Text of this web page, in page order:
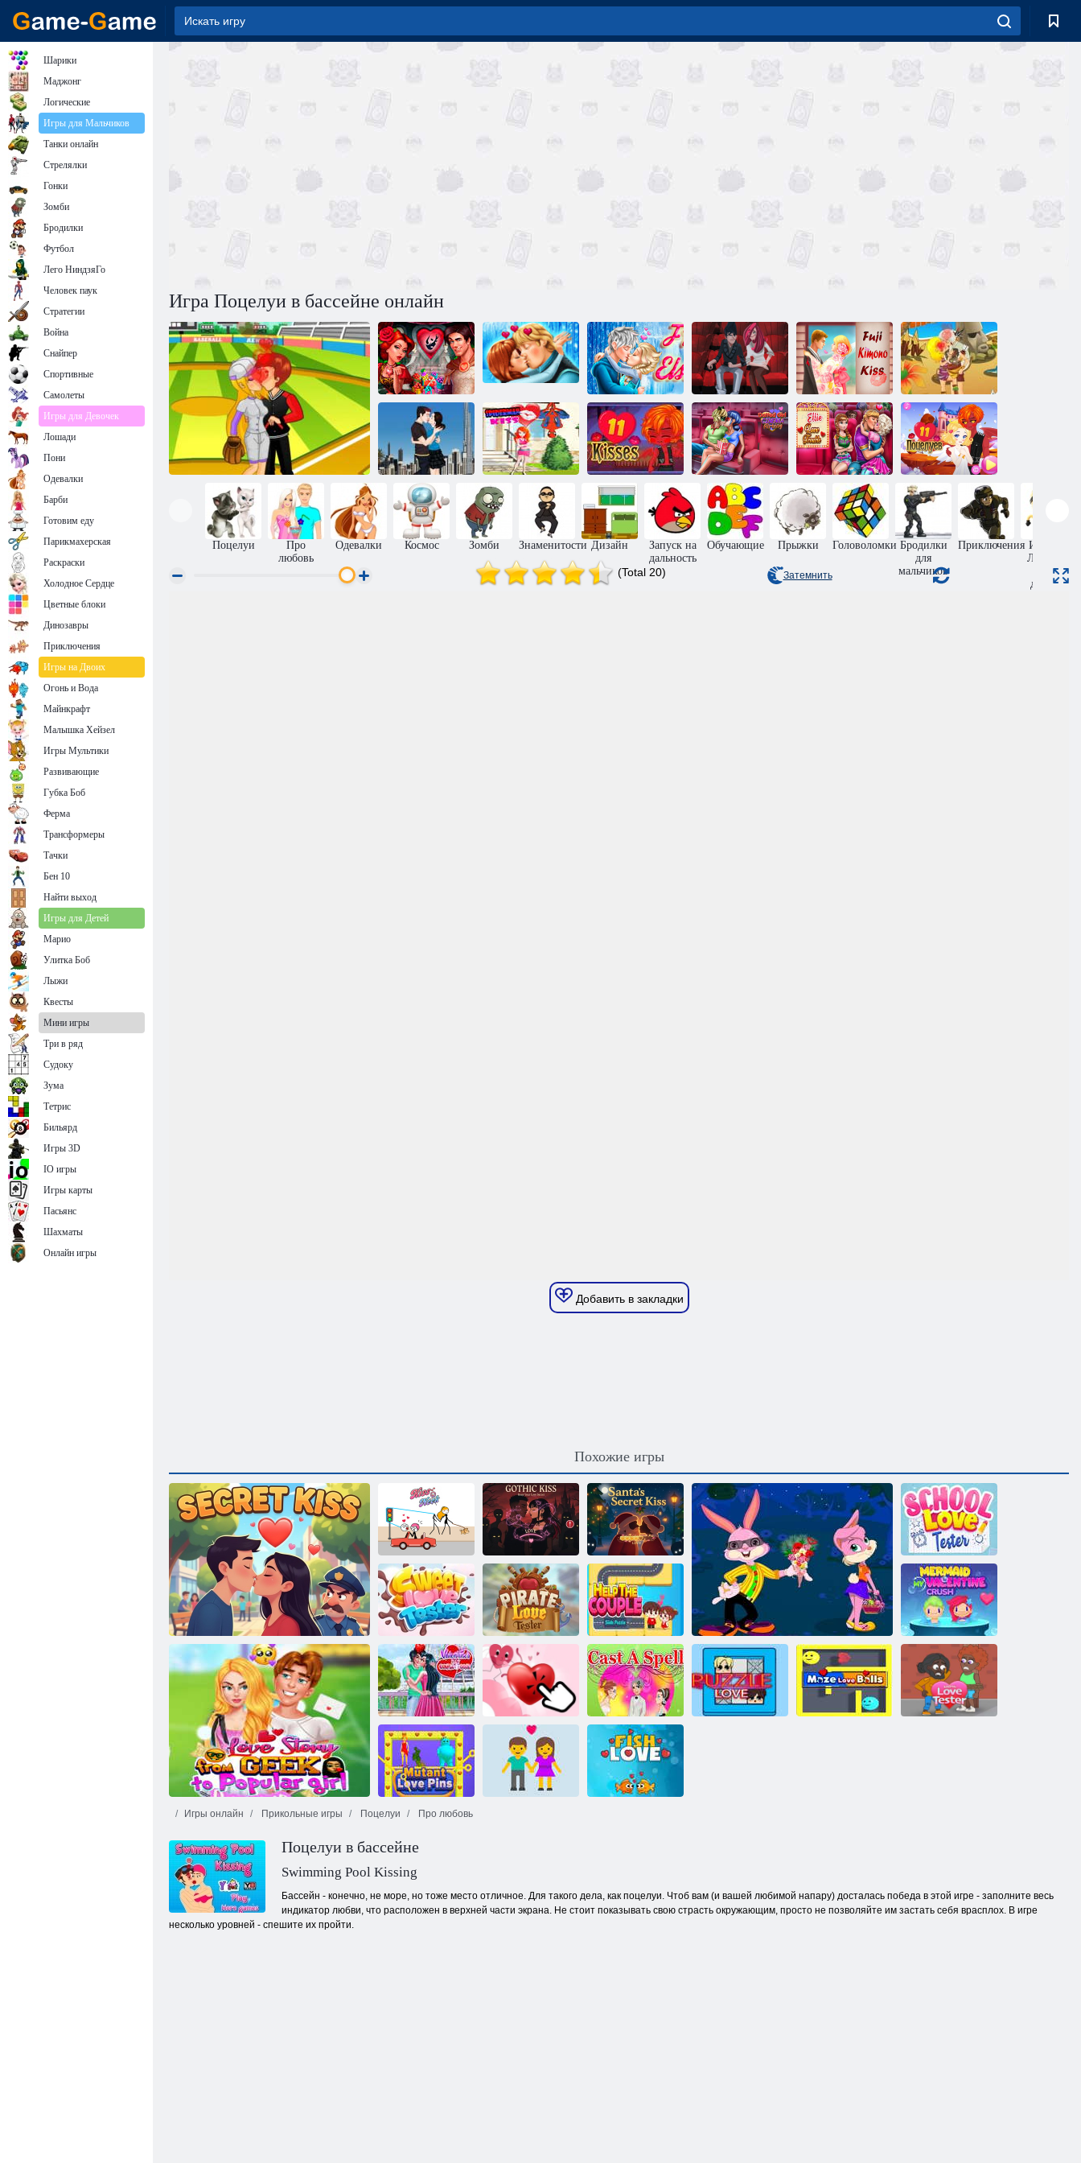
Игра Поцелуи в бассейне онлайн
Верность:
Рыцари и
Принцессы
Поцелуй
ледяной Анны
Холодное
сердце: поцелуй
Эльзы
Любители
кино: Скрытый
поцелуй
Поцелуй
кимоно Фуджи
Поцелуй
лучника
Поцелуй в
пустыне
Поцелуй
Человека-
Паука
11 Поцелуев
Леди Баг:
Флирт в кино
Эльза
Проблемы в
любви
11 поцелуев
Поцелуи
Про
любовь
Одевалки Космос Зомби Знаменитости Дизайн
Запуск на
дальность
Обучающие Прыжки Головоломки Бродилки
для
мальчиков
Приключения Игры на
Ловкость
для
девочек
(Total 20) Затемнить
Добавить в закладки
Похожие игры
Тайный поцелуй
Поцелуй в шею
Готический
поцелуй
Тайный
поцелуй Санты
Тестер
школьной
любви
Тестер сладкой
любви
Тестер
пиратской
любви
История любви: от дурнушки к
Помогите паре
Слайды пазлы
Русалка, моя
любовь ко Дню
святого
Валентина
Цели пар на
День Святого
Валентина
Любовный
кликер: День
святого
Валентина
Заколдовать
мутантов
Булавки
Игры онлайн Прикольные игры Поцелуи Про любовь
Поцелуи в бассейне
Swimming Pool Kissing
Бассейн - конечно, не море, но тоже место отличное. Для такого дела, как поцелуи. Чтоб вам (и вашей любимой напару) досталась победа в этой игре - заполните весь
индикатор любви, что расположен в верхней части экрана. Не стоит показывать свою страсть окружающим, просто не позволяйте им застать себя врасплох. В игре
несколько уровней - спешите их пройти.
Шарики
Маджонг
Логические
Игры для Мальчиков
Танки онлайн
Стрелялки
Гонки
Зомби
Бродилки
Футбол
Лего НиндзяГо
Человек паук
Стратегии
Война
Снайпер
Спортивные
Самолеты
Игры для Девочек
Лошади
Пони
Одевалки
Барби
Готовим еду
Парикмахерская
Раскраски
Холодное Сердце
Цветные блоки
Динозавры
Приключения
Игры на Двоих
Огонь и Вода
Майнкрафт
Малышка Хейзел
Игры Мультики
Развивающие
Губка Боб
Ферма
Трансформеры
Тачки
Бен 10
Найти выход
Игры для Детей
Марио
Улитка Боб
Лыжи
Квесты
Мини игры
Три в ряд
Судоку
Зума
Тетрис
Бильярд
Игры 3D
IO игры
Игры карты
Пасьянс
Шахматы
Онлайн игры